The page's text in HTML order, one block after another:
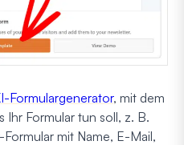
Formulargenerator, mit dem
Ihr Formular tun soll, z. B.
mit Name, E-Mail,